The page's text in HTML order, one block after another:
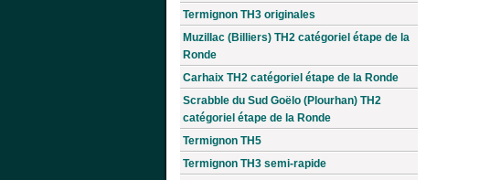
Termignon TH3 originales
Muzillac (Billiers) TH2 catégoriel étape de la
Ronde
Carhaix TH2 catégoriel étape de la Ronde
Scrabble du Sud Goëlo (Plourhan) TH2
catégoriel étape de la Ronde
Termignon TH5
Termignon TH3 semi-rapide